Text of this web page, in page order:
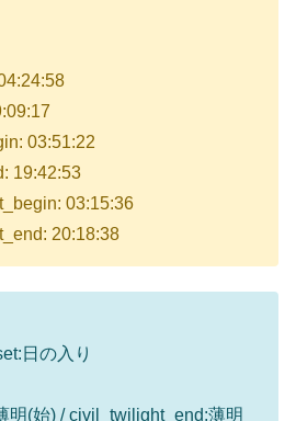
03:51:22
19:42:53
03:15:36
20:18:38
日の入り
明(始) / civil_twilight_end:薄明